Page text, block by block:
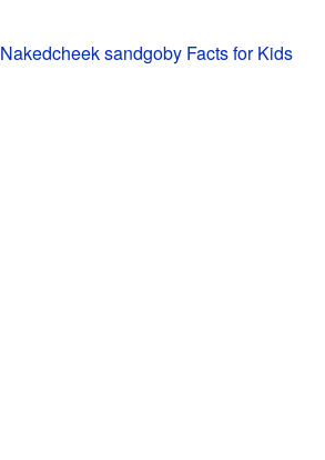
Nakedcheek sandgoby Facts for Kids